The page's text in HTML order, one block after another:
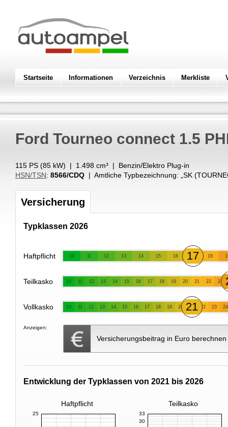
Startseite Informationen Verzeichnis Merkliste
Ford Tourneo connect 1.5
115 PS (85 kW) | 1.498 cm³ | Benzin/Elektro Plug-in
HSN/TSN: 8566/CDQ | Amtliche Typbezeichnung: „ SK
Versicherung
Typklassen 2026
Haftpflicht 10 11 12 13 14 15 16 17 18
Teilkasko 10 11 12 13 14 15 16 17 18 19 20 21 22 23
Vollkasko 10 11 12 13 14 15 16 17 18 19 20 21 22 23 24
Anzeigen:
Versicherungsbeitrag in Euro berechnen
Entwicklung der Typklassen von 2021 bis 2026
Haftpflicht Teilkasko
25
30
33